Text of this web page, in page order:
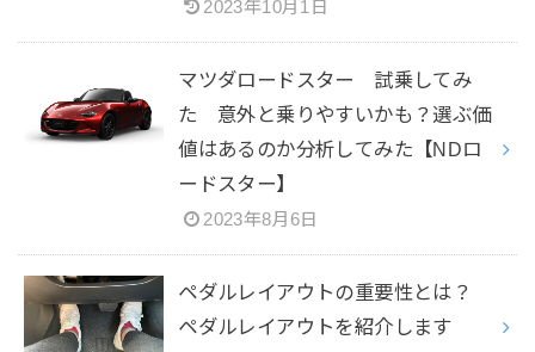
2023年10月1日
マツダロードスター 試乗してみ
た 意外と乗りやすいかも？選ぶ価
値はあるのか分析してみた【NDロ
ードスター】
2023年8月6日
ペダルレイアウトの重要性とは？
ペダルレイアウトを紹介します